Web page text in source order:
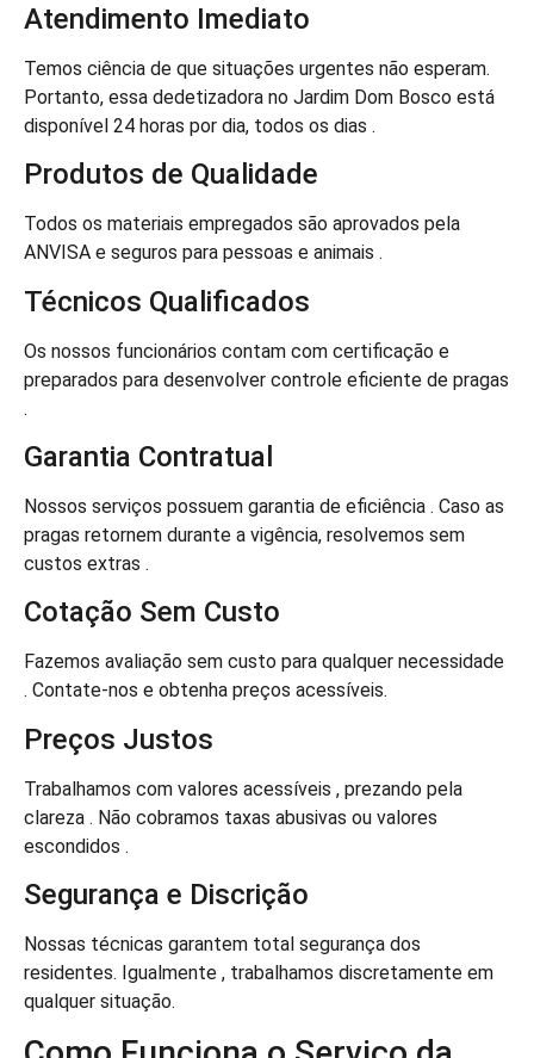
Atendimento Imediato
Temos ciência de que situações urgentes não esperam.
Portanto, essa dedetizadora no Jardim Dom Bosco está
disponível 24 horas por dia, todos os dias .
Produtos de Qualidade
Todos os materiais empregados são aprovados pela
ANVISA e seguros para pessoas e animais .
Técnicos Qualificados
Os nossos funcionários contam com certificação e
preparados para desenvolver controle eficiente de pragas
.
Garantia Contratual
Nossos serviços possuem garantia de eficiência . Caso as
pragas retornem durante a vigência, resolvemos sem
custos extras .
Cotação Sem Custo
Fazemos avaliação sem custo para qualquer necessidade
. Contate-nos e obtenha preços acessíveis.
Preços Justos
Trabalhamos com valores acessíveis , prezando pela
clareza . Não cobramos taxas abusivas ou valores
escondidos .
Segurança e Discrição
Nossas técnicas garantem total segurança dos
residentes. Igualmente , trabalhamos discretamente em
qualquer situação.